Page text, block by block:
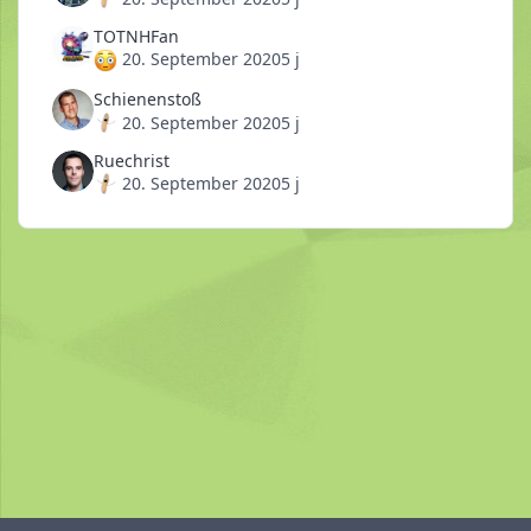
TOTNHFan
20. September 20205 j
Schienenstoß
20. September 20205 j
Ruechrist
20. September 20205 j